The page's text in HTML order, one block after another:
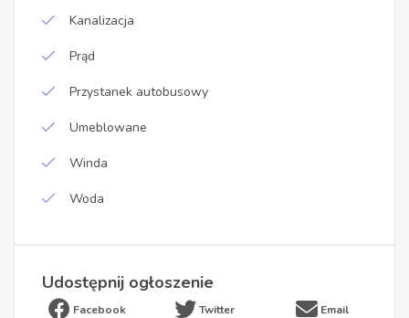
Kanalizacja
Prąd
Przystanek autobusowy
Umeblowane
Winda
Woda
Udostępnij ogłoszenie
Facebook Twitter Email